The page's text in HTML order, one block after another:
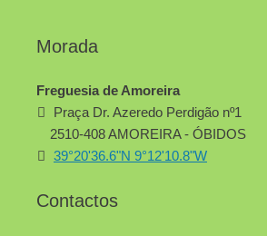
Morada
Freguesia de Amoreira
Praça Dr. Azeredo Perdigão nº1
2510-408 AMOREIRA - ÓBIDOS
39°20'36.6"N 9°12'10.8"W
Contactos